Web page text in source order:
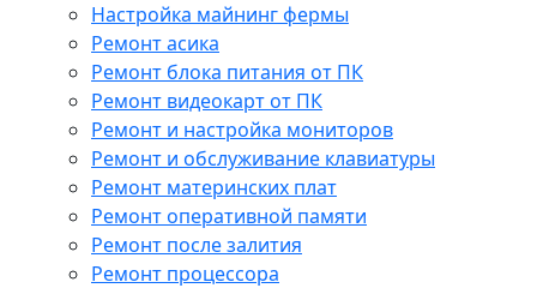
Настройка майнинг фермы
Ремонт асика
Ремонт блока питания от ПК
Ремонт видеокарт от ПК
Ремонт и настройка мониторов
Ремонт и обслуживание клавиатуры
Ремонт материнских плат
Ремонт оперативной памяти
Ремонт после залития
Ремонт процессора